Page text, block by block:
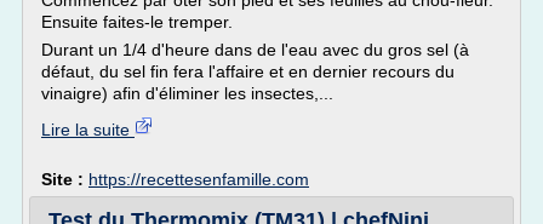
Ensuite faites-le tremper.
Durant un 1/4 d'heure dans de l'eau avec du gros sel (à
défaut, du sel fin fera l'affaire et en dernier recours du
vinaigre) afin d'éliminer les insectes,...
Lire la suite
Site : https://recettesenfamille.com